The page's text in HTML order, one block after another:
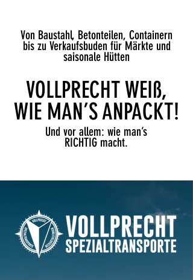
Von Baustahl, Betonteilen, Containern
bis zu Verkaufsbuden für Märkte und
saisonale Hütten
VOLLPRECHT WEIß,
WIE MAN’S ANPACKT!
Und vor allem: wie man’s
RICHTIG macht.